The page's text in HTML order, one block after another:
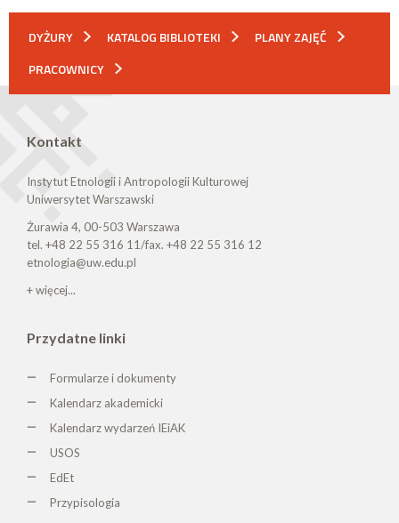
DYŻURY KATALOG BIBLIOTEKI
PLANY ZAJĘĆ
PRACOWNICY
Kontakt
Instytut Etnologii i Antropologii Kulturowej
Uniwersytet Warszawski
Żurawia 4, 00-503 Warszawa
tel. +48 22 55 316 11/fax. +48 22 55 316 12
etnologia@uw.edu.pl
+ więcej...
Przydatne linki
Formularze i dokumenty
Kalendarz akademicki
Kalendarz wydarzeń IEiAK
USOS
EdEt
Przypisologia